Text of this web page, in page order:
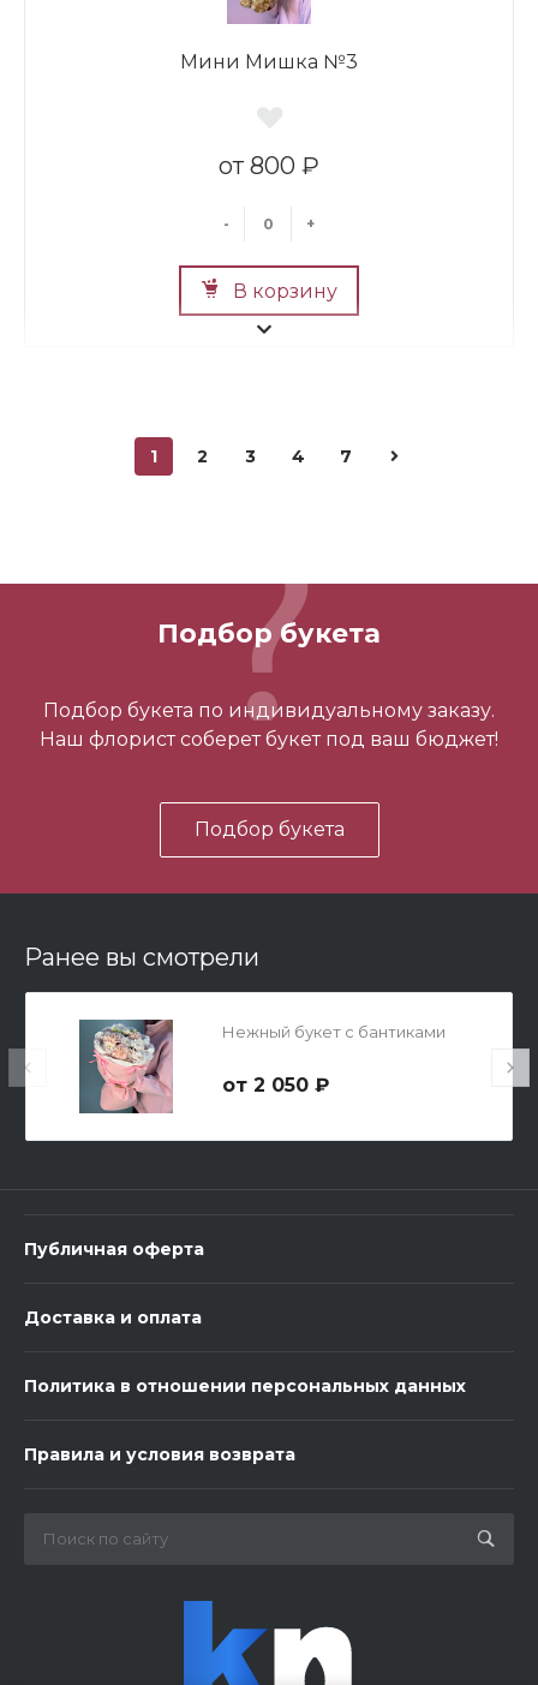
Мини Мишка №3
800 ₽
- +
В корзину
700 ₽
В корзину
Мишка Мини №1
В корзину
В корзину
1 2 3 4 7
Подбор букета
Подбор букета по индивидуальному заказу.
Наш флорист соберет букет под ваш бюджет!
Подбор букета
Ранее вы смотрели
Нежный букет с бантиками
2 050 ₽
Публичная оферта
Доставка и оплата
Политика в отношении персональных данных
Правила и условия возврата